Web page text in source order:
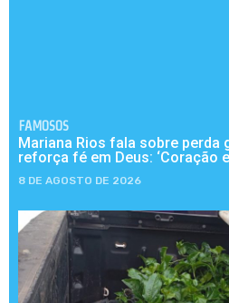
FAMOSOS
Mariana Rios fala sobre perda
reforça fé em Deus: ‘Coração
8 DE AGOSTO DE 2026